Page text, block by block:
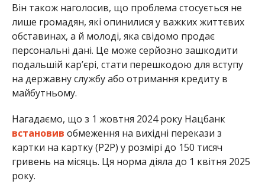
Він також наголосив, що проблема стосується не
лише громадян, які опинилися у важких життєвих
обставинах, а й молоді, яка свідомо продає
персональні дані. Це може серйозно зашкодити
подальшій кар’єрі, стати перешкодою для вступу
на державну службу або отримання кредиту в
майбутньому.
Нагадаємо, що з 1 жовтня 2024 року Нацбанк
встановив обмеження на вихідні перекази з
картки на картку (P2P) у розмірі до 150 тисяч
гривень на місяць. Ця норма діяла до 1 квітня 2025
року.